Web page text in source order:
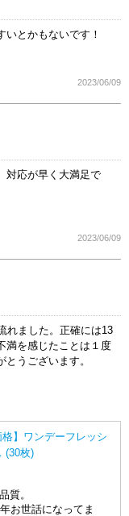
いとかもないです！
2023/06/09
対応が早く大満足で
2023/06/09
れました。正確には13
満を感じたことは１度
うございます。
格】ワンデーフレッシ
(30枚)
質。
お世話になってま